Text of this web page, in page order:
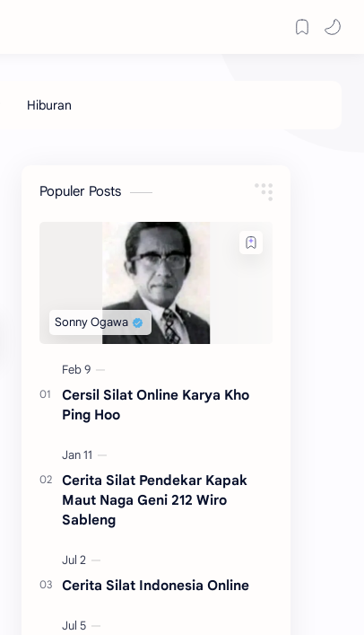
Populer Posts
Cersil Silat Online Karya Kho
Ping Hoo
Cerita Silat Pendekar Kapak
Maut Naga Geni 212 Wiro
Sableng
Cerita Silat Indonesia Online